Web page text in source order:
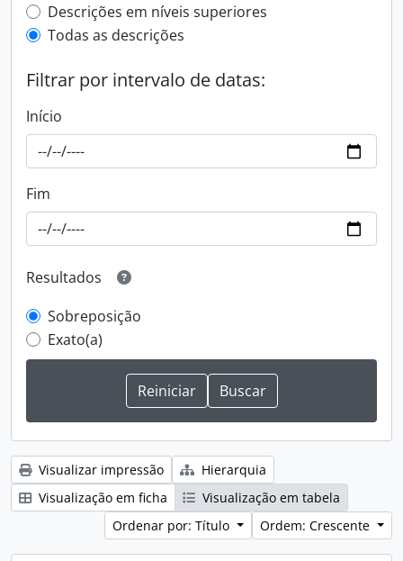
Filtro de descrição de nível superior
Descrições em níveis superiores
Todas as descrições
Filtrar por intervalo de datas:
Início
Fim
Resultados
Sobreposição
Exato(a)
Visualizar impressão
Hierarquia
Visualização em ficha
Visualização em tabela
Ordenar por: Título
Ordem: Crescente